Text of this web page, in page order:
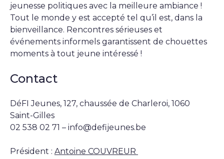
jeunesse politiques avec la meilleure ambiance !
Tout le monde y est accepté tel qu’il est, dans la
bienveillance. Rencontres sérieuses et
événements informels garantissent de chouettes
moments à tout jeune intéressé !
Contact
DéFI Jeunes, 127, chaussée de Charleroi, 1060
Saint-Gilles
02 538 02 71 – info@defijeunes.be
Président : Antoine COUVREUR